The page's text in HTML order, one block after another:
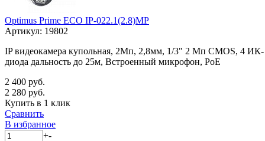
Optimus Prime ECO IP-022.1(2.8)MP
Артикул: 19802
IP видеокамера купольная, 2Мп, 2,8мм, 1/3" 2 Мп CMOS, 4 ИК-
диода дальность до 25м, Встроенный микрофон, PoE
2 400 руб.
2 280 руб.
Купить в 1 клик
Сравнить
В избранное
+-